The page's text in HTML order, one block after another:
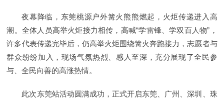
夜幕降临，东莞桃源户外篝火熊熊燃起，火炬传递进入高
潮。全体人员高举火炬接力相传，高喊“学雷锋、学双百人物”，
许多代表传递完毕后，仍高举火炬围绕篝火奔跑接力，志愿者与
群众纷纷加入，现场气氛热烈、感人至深，充分展现了全民参
与、全民向善的高涨热情。
此次东莞站活动圆满成功，正式开启东莞、广州、深圳、珠